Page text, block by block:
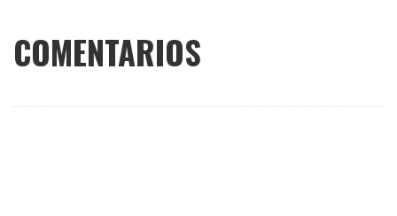
COMENTARIOS